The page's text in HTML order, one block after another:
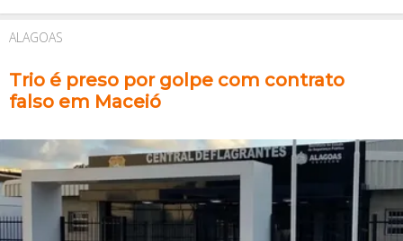
ALAGOAS
Trio é preso por golpe com contrato
falso em Maceió